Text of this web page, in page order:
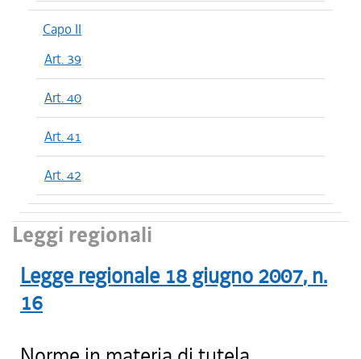
Capo II
Art. 39
Art. 40
Art. 41
Art. 42
Leggi regionali
Legge regionale 18 giugno 2007, n.
16